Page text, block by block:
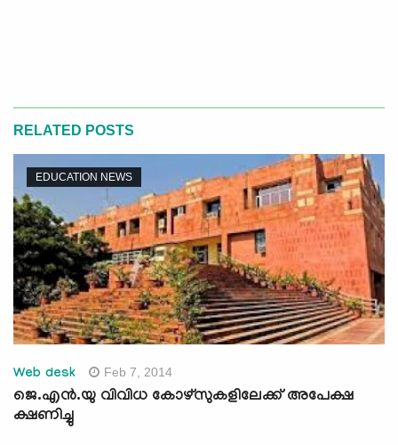
RELATED POSTS
EDUCATION NEWS
Web desk Feb 7, 2014
ജെ.എന്‍.യു വിവിധ കോഴ്‍‍സുകളിലേക്ക് അപേക്ഷ
ക്ഷണിച്ചു